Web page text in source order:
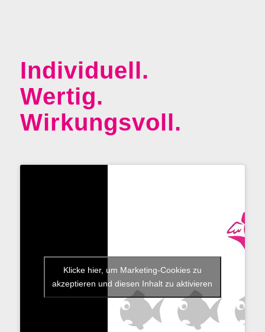
Individuell.
Wertig.
Wirkungsvoll.
Klicke hier, um Marketing-Cookies zu
akzeptieren und diesen Inhalt zu aktivieren